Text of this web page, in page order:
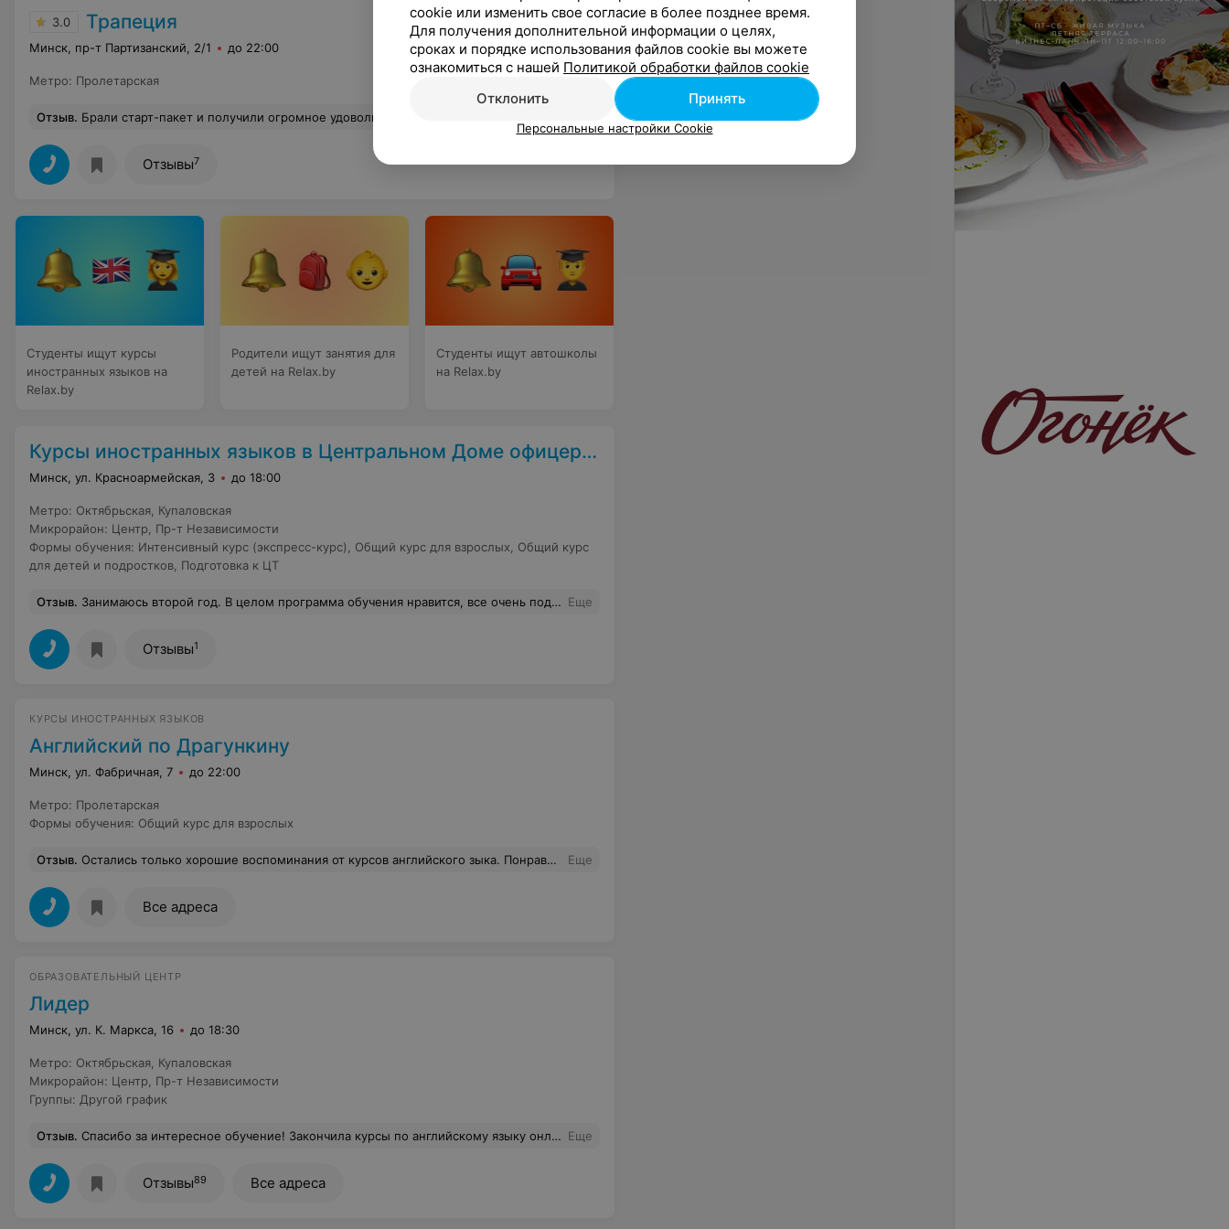
3.0 Трапеция
Минск, пр-т Партизанский, 2/1 до 22:00
Метро: Пролетарская
Отзыв. Брали старт-пакет и получили огромное удовольствие! Спасибо Вам! Уверены еще вернемся.
Отзывы7
Студенты ищут курсы
иностранных языков на
Relax.by
Родители ищут занятия для
детей на Relax.by
Студенты ищут автошколы
на Relax.by
Курсы иностранных языков в Центральном Доме офицеров
Минск, ул. Красноармейская, 3 до 18:00
Метро: Октябрьская Купаловская
Микрорайон: Центр
Пр-т Независимости
Формы обучения: Интенсивный курс (экспресс-курс) Общий курс для взрослых
Общий курс
для детей и подростков Подготовка к ЦТ
Отзыв. Занимаюсь второй год. В целом программа обучения нравится, все очень подробно. Но отношение к студентам не очень. Была ситуация, что занятие отменили, но мне не позвонили и не предупредили, хотя я указывала свой номер телефона в заявлении. На следующий день я позвонила в методический кабинет и спросила, почему мне не позвонили. Трубку снял Геннадий Николаевич, сразу повысил голос, сказал, что у него 600 студентов и он сам не обзванивает, а обзванивает преподаватель. На следующем занятии я спросила у преподавательницы Лилии Ивановны (спокойным голосом и вежливо), почему она мне не позвонила, на что она тоже сразу разозлилась, сказала, что я сама виновата, что я должна была знать, что свой телефон я должна была дать ей лично в руки на бумаге. сказала, что я непонятливая, странная и что у нее таких студенток как я еще не было и вообще, где меня воспитывали. В общем, если хотите идти на эти курсы, то не к Лилии Ивановне, бегите от нее как от огня. Еще
Отзывы1
КУРСЫ ИНОСТРАННЫХ ЯЗЫКОВ
Английский по Драгункину
Минск, ул. Фабричная, 7 до 22:00
Метро: Пролетарская
Формы обучения: Общий курс для взрослых
Отзыв. Остались только хорошие воспоминания от курсов английского зыка. Понравилась сама методика Драгункина, в которой информация четко и понятно структурирована, каждая тема дополняла предыдущую и углубляла знания. Также хорошее впечатление осталось и от преподавателя, Ларисы Степановны. На каждом занятии она старалась найти подход к каждому ученику, а также в доступной и понятной форме излагала материал. У меня была цель - сформировать за короткий промежуток времени фундамент для дальнейшего изучения английского языка, и в принципе, на курсах Драгункина эта цель была достигнута. Еще раз спасибо за обучение! Еще
Все адреса
ОБРАЗОВАТЕЛЬНЫЙ ЦЕНТР
Лидер
Минск, ул. К. Маркса, 16 до 18:30
Метро: Октябрьская Купаловская
Микрорайон: Центр
Пр-т Независимости
Группы: Другой график
Отзыв. Спасибо за интересное обучение! Закончила курсы по английскому языку онлайн в школе . Преподаватель Елена Князева - настоящий профессионал. Занятия всегда проходили живо, интересно, 1,5 часа "пролетали" как 5 минут. Упор на разговорную речь, но постоянно работали и над грамматикой, и над аудированием, и над расширением словарного запаса. Еще
Отзывы89 Все адреса
cookie или изменить свое согласие в более позднее время.
Для получения дополнительной информации о целях,
сроках и порядке использования файлов cookie вы можете
ознакомиться с нашей Политикой обработки файлов cookie
Отклонить
Принять
Персональные настройки Cookie